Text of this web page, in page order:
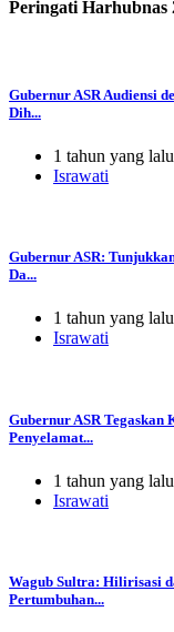
Peringati Harhubnas
Gubernur ASR Audiensi
Dih...
1 tahun yang lalu
Israwati
Gubernur ASR:
Da...
1 tahun yang lalu
Israwati
Gubernur ASR Tegaskan
Penyelamat...
1 tahun yang lalu
Israwati
Wagub Sultra: Hilirisasi
Pertumbuhan...